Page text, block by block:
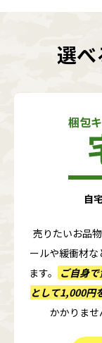
選
梱包
自
売りたいお品
ールや緩衝材
ます。
ご自身
として1,000円
かかりませ